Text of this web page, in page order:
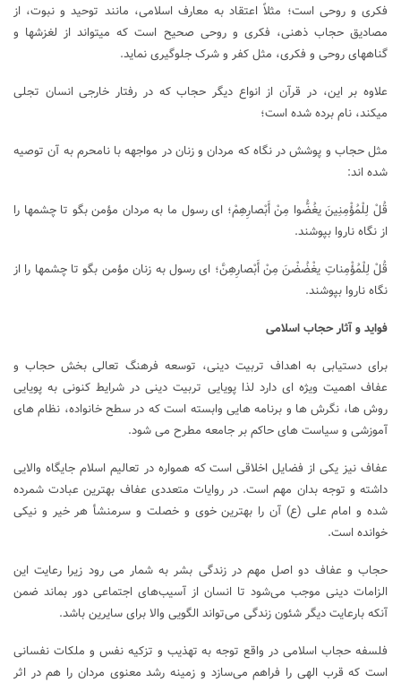
فکری و روحی است؛ مثلاً اعتقاد به معارف اسلامی، مانند توحید و نبوت، از
مصادیق حجاب ذهنی، فکری و روحی صحیح است که می‎تواند از لغزش‎ها و
گناه‎های روحی و فکری، مثل کفر و شرک جلوگیری نماید.
علاوه بر این، در قرآن از انواع دیگر حجاب که در رفتار خارجی انسان تجلی
می‎کند، نام برده شده است؛
مثل حجاب و پوشش در نگاه که مردان و زنان در مواجهه با نامحرم به آن توصیه
شده ‎اند:
قُلْ لِلْمُؤْمِنِینَ یغُضُّوا مِنْ أَبْصارِهِمْ؛ ای رسول ما به مردان مؤمن بگو تا چشم‎ها را
از نگاه ناروا بپوشند.
قُلْ لِلْمُؤْمِناتِ یغْضُضْنَ مِنْ أَبْصارِهِنَّ؛ ای رسول به زنان مؤمن بگو تا چشم‎ها را از
نگاه ناروا بپوشند.
فواید و آثار حجاب اسلامی
برای دستیابی به اهداف تربیت دینی، توسعه فرهنگ تعالی بخش حجاب و
عفاف اهمیت ویژه ای دارد لذا پویایی تربیت دینی در شرایط کنونی به پویایی
روش ها، نگرش ها و برنامه هایی وابسته است که در سطح خانواده، نظام های
آموزشی و سیاست های حاکم بر جامعه مطرح می شود.
عفاف نیز یکی از فضایل اخلاقی است که همواره در تعالیم اسلام جایگاه والایی
داشته و توجه بدان مهم است. در روایات متعددی عفاف بهترین عبادت شمرده
شده و امام علی (ع) آن را بهترین خوی و خصلت و سرمنشأ هر خیر و نیکی
خوانده است.
حجاب و عفاف دو اصل مهم در زندگی بشر به شمار می‌ رود زیرا رعایت این
الزامات دینی موجب می‌شود تا انسان از آسیب‌های اجتماعی دور بماند ضمن
آنکه بارعایت دیگر شئون زندگی می‌تواند الگویی والا برای سایرین باشد.
فلسفه حجاب اسلامی در واقع توجه به تهذیب و تزکیه نفس و ملکات نفسانی
است که قرب الهی را فراهم می‌سازد و زمینه رشد معنوی مردان را هم در اثر